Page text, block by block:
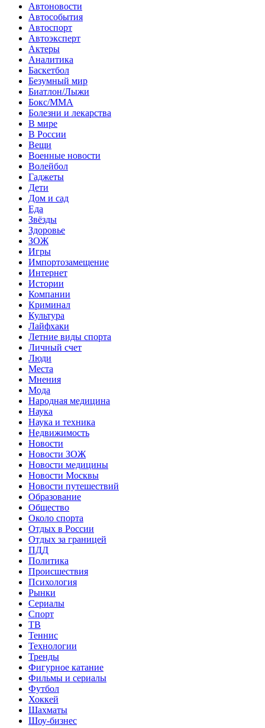
Автоновости
Автособытия
Автоспорт
Автоэксперт
Актеры
Аналитика
Баскетбол
Безумный мир
Биатлон/Лыжи
Бокс/MMA
Болезни и лекарства
В мире
В России
Вещи
Военные новости
Волейбол
Гаджеты
Дети
Дом и сад
Еда
Звёзды
Здоровье
ЗОЖ
Игры
Импортозамещение
Интернет
Истории
Компании
Криминал
Культура
Лайфхаки
Летние виды спорта
Личный счет
Люди
Места
Мнения
Мода
Народная медицина
Наука
Наука и техника
Недвижимость
Новости
Новости ЗОЖ
Новости медицины
Новости Москвы
Новости путешествий
Образование
Общество
Около спорта
Отдых в России
Отдых за границей
ПДД
Политика
Происшествия
Психология
Рынки
Сериалы
Спорт
ТВ
Теннис
Технологии
Тренды
Фигурное катание
Фильмы и сериалы
Футбол
Хоккей
Шахматы
Шоу-бизнес